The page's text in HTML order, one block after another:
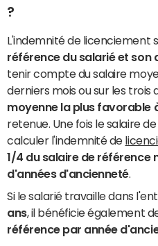
?
L'indemnité de licenciement
référence du salarié et son
tenir compte du salaire
derniers mois ou sur les trois
moyenne la plus favorable
retenue. Une fois le salaire
calculer l'indemnité de
1/4 du salaire de référence
d'années d'ancienneté.
Si le salarié travaille dans
ans, il bénéficie également
référence par année